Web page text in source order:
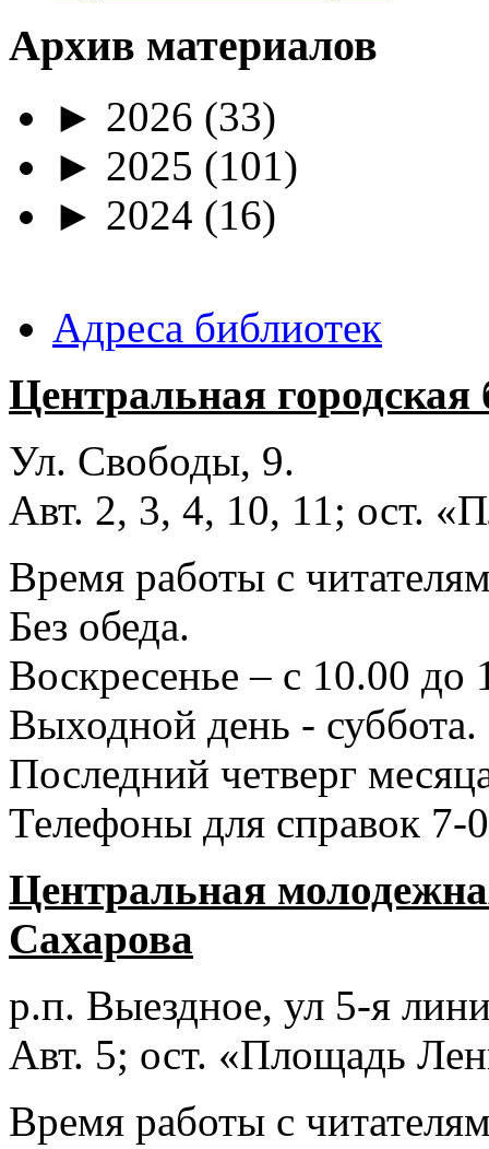
Архив материалов
► 2026 (33)
► 2025 (101)
► 2024 (16)
Адреса библиотек
Центральная
Ул. Свободы, 9.
Авт. 2, 3, 4, 10, 11; ост.
Время работы с
Без обеда.
Воскресенье – с 10.00 до
Выходной день - суббота.
Последний четверг
Телефоны для справок 7-
Центральная
Сахарова
р.п. Выездное, ул 5-я
Авт. 5; ост. «Площадь
Время работы с